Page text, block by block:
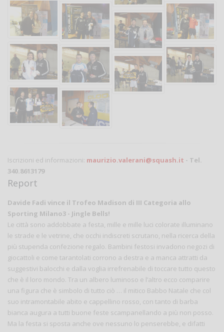
Iscrizioni ed informazioni: maurizio.valerani@squash.it - Tel.
340.8613179
Report
Davide Fadi vince il Trofeo Madison di III Categoria allo
Sporting Milano3 - Jingle Bells!
Le città sono addobbate a festa, mille e mille luci colorate illuminano
le strade e le vetrine, che occhi indiscreti scrutano, nella ricerca della
più stupenda confezione regalo. Bambini festosi invadono negozi di
giocattoli e come tarantolati corrono a destra e a manca attratti da
suggestivi balocchi e dalla voglia irrefrenabile di toccare tutto questo
che è il loro mondo. Tra un albero luminoso e l’altro ecco comparire
una figura che è simbolo di tutto ciò … il mitico Babbo Natale che col
suo intramontabile abito e cappellino rosso, con tanto di barba
bianca augura a tutti buone feste scampanellando a più non posso.
Ma la festa si sposta anche ove nessuno lo penserebbe, e difatti